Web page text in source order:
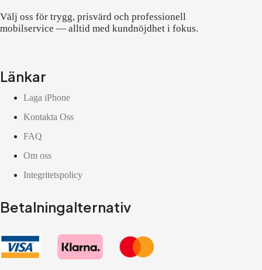
Välj oss för trygg, prisvärd och professionell
mobilservice — alltid med kundnöjdhet i fokus.
Länkar
Laga iPhone
Kontakta Oss
FAQ
Om oss
Integritetspolicy
Betalningalternativ